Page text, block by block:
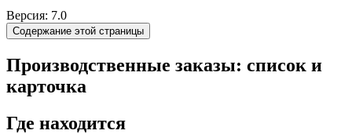
Версия: 7.0
Содержание этой страницы
Производственные заказы: список и
карточка
Где находится